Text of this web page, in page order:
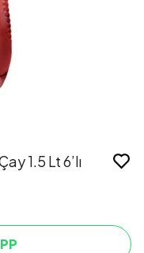
1.5 Lt 6’lı